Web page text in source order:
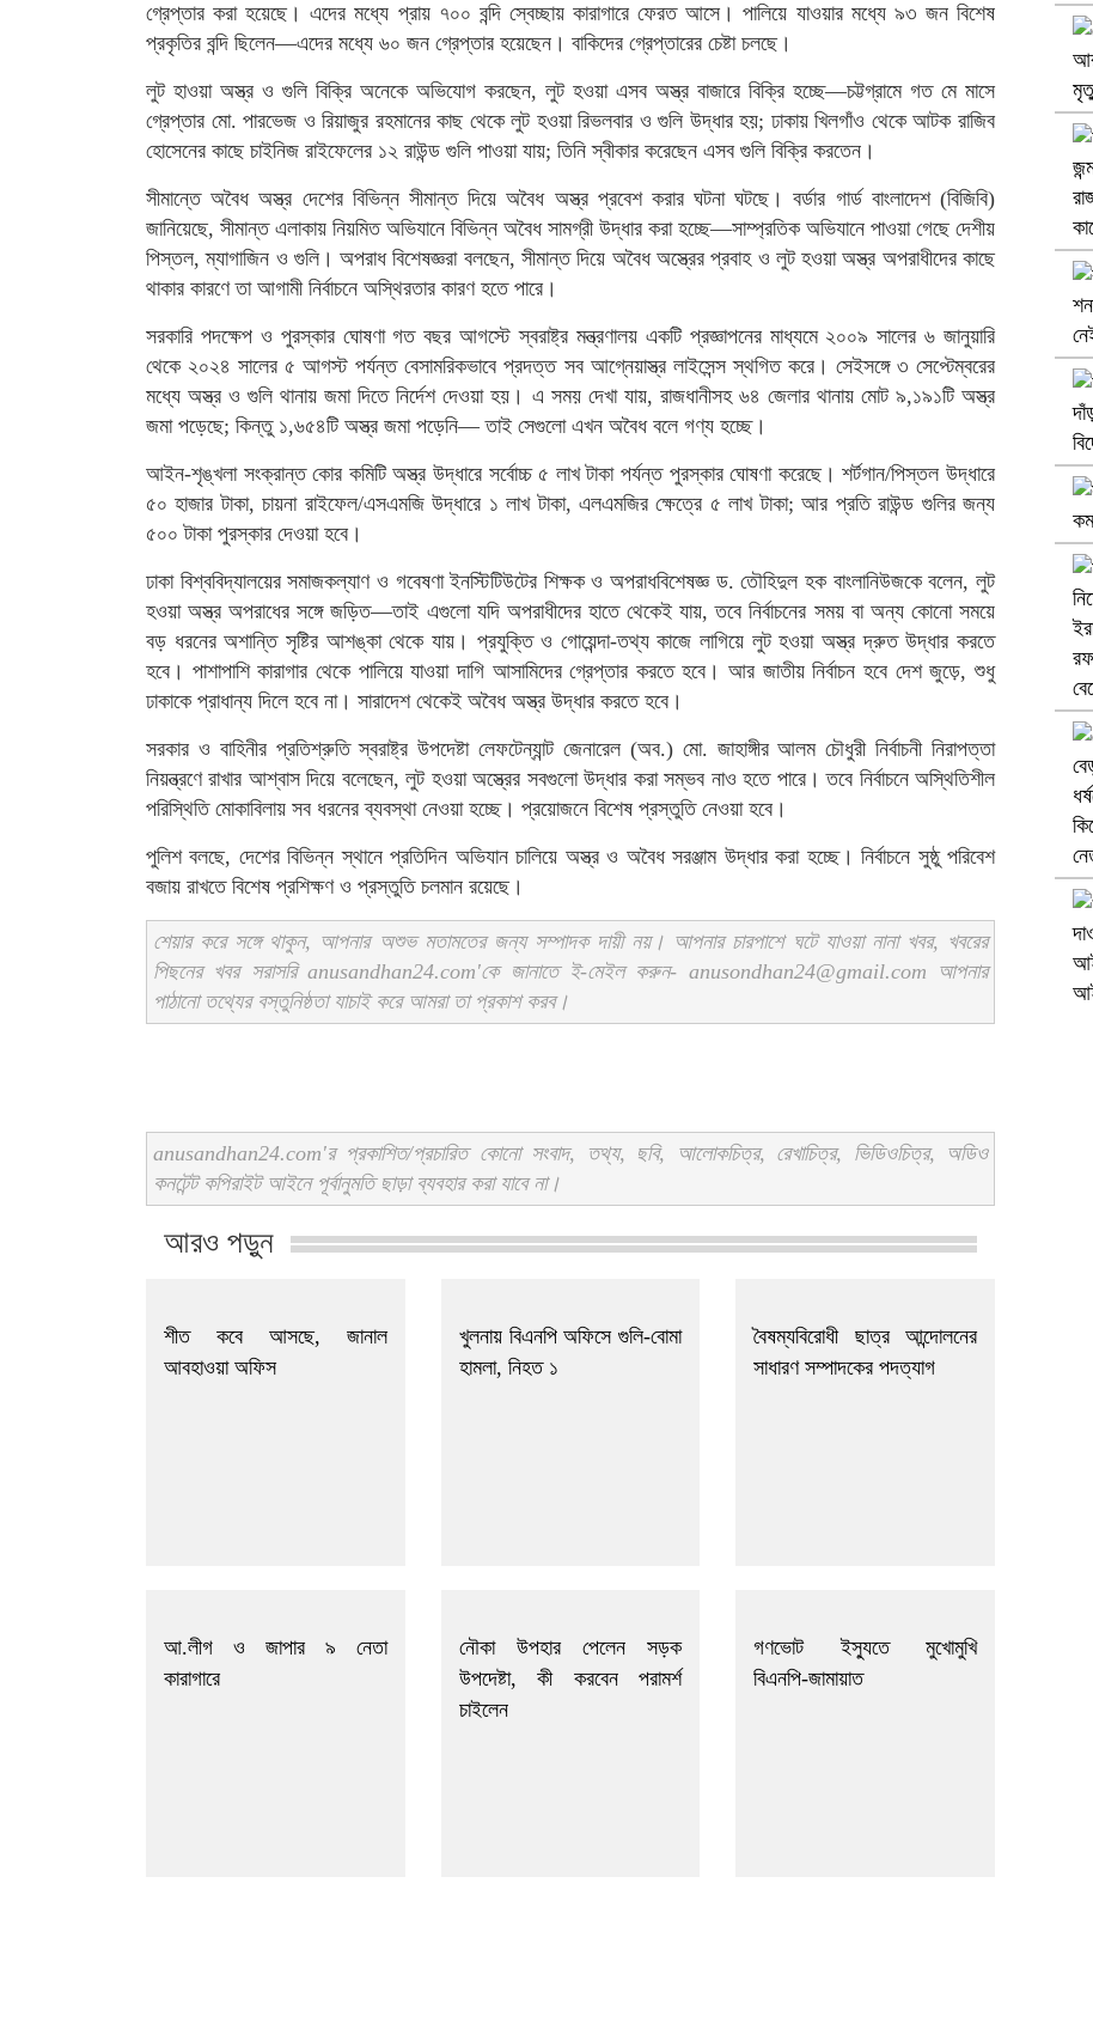
গ্রেপ্তার করা হয়েছে। এদের মধ্যে প্রায় ৭০০ বন্দি স্বেচ্ছায় কারাগারে ফেরত আসে। পালিয়ে যাওয়ার মধ্যে ৯৩ জন বিশেষ
প্রকৃতির বন্দি ছিলেন—এদের মধ্যে ৬০ জন গ্রেপ্তার হয়েছেন। বাকিদের গ্রেপ্তারের চেষ্টা চলছে।
লুট হাওয়া অস্ত্র ও গুলি বিক্রি অনেকে অভিযোগ করছেন, লুট হওয়া এসব অস্ত্র বাজারে বিক্রি হচ্ছে—চট্টগ্রামে গত মে মাসে
গ্রেপ্তার মো. পারভেজ ও রিয়াজুর রহমানের কাছ থেকে লুট হওয়া রিভলবার ও গুলি উদ্ধার হয়; ঢাকায় খিলগাঁও থেকে আটক রাজিব
হোসেনের কাছে চাইনিজ রাইফেলের ১২ রাউন্ড গুলি পাওয়া যায়; তিনি স্বীকার করেছেন এসব গুলি বিক্রি করতেন।
সীমান্তে অবৈধ অস্ত্র দেশের বিভিন্ন সীমান্ত দিয়ে অবৈধ অস্ত্র প্রবেশ করার ঘটনা ঘটছে। বর্ডার গার্ড বাংলাদেশ (বিজিবি)
জানিয়েছে, সীমান্ত এলাকায় নিয়মিত অভিযানে বিভিন্ন অবৈধ সামগ্রী উদ্ধার করা হচ্ছে—সাম্প্রতিক অভিযানে পাওয়া গেছে দেশীয়
পিস্তল, ম্যাগাজিন ও গুলি। অপরাধ বিশেষজ্ঞরা বলছেন, সীমান্ত দিয়ে অবৈধ অস্ত্রের প্রবাহ ও লুট হওয়া অস্ত্র অপরাধীদের কাছে
থাকার কারণে তা আগামী নির্বাচনে অস্থিরতার কারণ হতে পারে।
সরকারি পদক্ষেপ ও পুরস্কার ঘোষণা গত বছর আগস্টে স্বরাষ্ট্র মন্ত্রণালয় একটি প্রজ্ঞাপনের মাধ্যমে ২০০৯ সালের ৬ জানুয়ারি
থেকে ২০২৪ সালের ৫ আগস্ট পর্যন্ত বেসামরিকভাবে প্রদত্ত সব আগ্নেয়াস্ত্র লাইসেন্স স্থগিত করে। সেইসঙ্গে ৩ সেপ্টেম্বরের
মধ্যে অস্ত্র ও গুলি থানায় জমা দিতে নির্দেশ দেওয়া হয়। এ সময় দেখা যায়, রাজধানীসহ ৬৪ জেলার থানায় মোট ৯,১৯১টি অস্ত্র
জমা পড়েছে; কিন্তু ১,৬৫৪টি অস্ত্র জমা পড়েনি— তাই সেগুলো এখন অবৈধ বলে গণ্য হচ্ছে।
আইন-শৃঙ্খলা সংক্রান্ত কোর কমিটি অস্ত্র উদ্ধারে সর্বোচ্চ ৫ লাখ টাকা পর্যন্ত পুরস্কার ঘোষণা করেছে। শর্টগান/পিস্তল উদ্ধারে
৫০ হাজার টাকা, চায়না রাইফেল/এসএমজি উদ্ধারে ১ লাখ টাকা, এলএমজির ক্ষেত্রে ৫ লাখ টাকা; আর প্রতি রাউন্ড গুলির জন্য
৫০০ টাকা পুরস্কার দেওয়া হবে।
ঢাকা বিশ্ববিদ্যালয়ের সমাজকল্যাণ ও গবেষণা ইনস্টিটিউটের শিক্ষক ও অপরাধবিশেষজ্ঞ ড. তৌহিদুল হক বাংলানিউজকে বলেন, লুট
হওয়া অস্ত্র অপরাধের সঙ্গে জড়িত—তাই এগুলো যদি অপরাধীদের হাতে থেকেই যায়, তবে নির্বাচনের সময় বা অন্য কোনো সময়ে
বড় ধরনের অশান্তি সৃষ্টির আশঙ্কা থেকে যায়। প্রযুক্তি ও গোয়েন্দা-তথ্য কাজে লাগিয়ে লুট হওয়া অস্ত্র দ্রুত উদ্ধার করতে
হবে। পাশাপাশি কারাগার থেকে পালিয়ে যাওয়া দাগি আসামিদের গ্রেপ্তার করতে হবে। আর জাতীয় নির্বাচন হবে দেশ জুড়ে, শুধু
ঢাকাকে প্রাধান্য দিলে হবে না। সারাদেশ থেকেই অবৈধ অস্ত্র উদ্ধার করতে হবে।
সরকার ও বাহিনীর প্রতিশ্রুতি স্বরাষ্ট্র উপদেষ্টা লেফটেন্যান্ট জেনারেল (অব.) মো. জাহাঙ্গীর আলম চৌধুরী নির্বাচনী নিরাপত্তা
নিয়ন্ত্রণে রাখার আশ্বাস দিয়ে বলেছেন, লুট হওয়া অস্ত্রের সবগুলো উদ্ধার করা সম্ভব নাও হতে পারে। তবে নির্বাচনে অস্থিতিশীল
পরিস্থিতি মোকাবিলায় সব ধরনের ব্যবস্থা নেওয়া হচ্ছে। প্রয়োজনে বিশেষ প্রস্তুতি নেওয়া হবে।
পুলিশ বলছে, দেশের বিভিন্ন স্থানে প্রতিদিন অভিযান চালিয়ে অস্ত্র ও অবৈধ সরঞ্জাম উদ্ধার করা হচ্ছে। নির্বাচনে সুষ্ঠু পরিবেশ
বজায় রাখতে বিশেষ প্রশিক্ষণ ও প্রস্তুতি চলমান রয়েছে।
শেয়ার করে সঙ্গে থাকুন, আপনার অশুভ মতামতের জন্য সম্পাদক দায়ী নয়। আপনার চারপাশে ঘটে যাওয়া নানা খবর, খবরের
পিছনের খবর সরাসরি anusandhan24.com'কে জানাতে ই-মেইল করুন- anusondhan24@gmail.com আপনার
পাঠানো তথ্যের বস্তুনিষ্ঠতা যাচাই করে আমরা তা প্রকাশ করব।
anusandhan24.com'র প্রকাশিত/প্রচারিত কোনো সংবাদ, তথ্য, ছবি, আলোকচিত্র, রেখাচিত্র, ভিডিওচিত্র, অডিও
কনটেন্ট কপিরাইট আইনে পূর্বানুমতি ছাড়া ব্যবহার করা যাবে না।
আরও পড়ুন
শীত কবে আসছে, জানাল
আবহাওয়া অফিস
খুলনায় বিএনপি অফিসে গুলি-বোমা
হামলা, নিহত ১
বৈষম্যবিরোধী ছাত্র আন্দোলনের
সাধারণ সম্পাদকের পদত্যাগ
আ.লীগ ও জাপার ৯ নেতা
কারাগারে
নৌকা উপহার পেলেন সড়ক
উপদেষ্টা, কী করবেন পরামর্শ
চাইলেন
গণভোট ইস্যুতে মুখোমুখি
বিএনপি-জামায়াত